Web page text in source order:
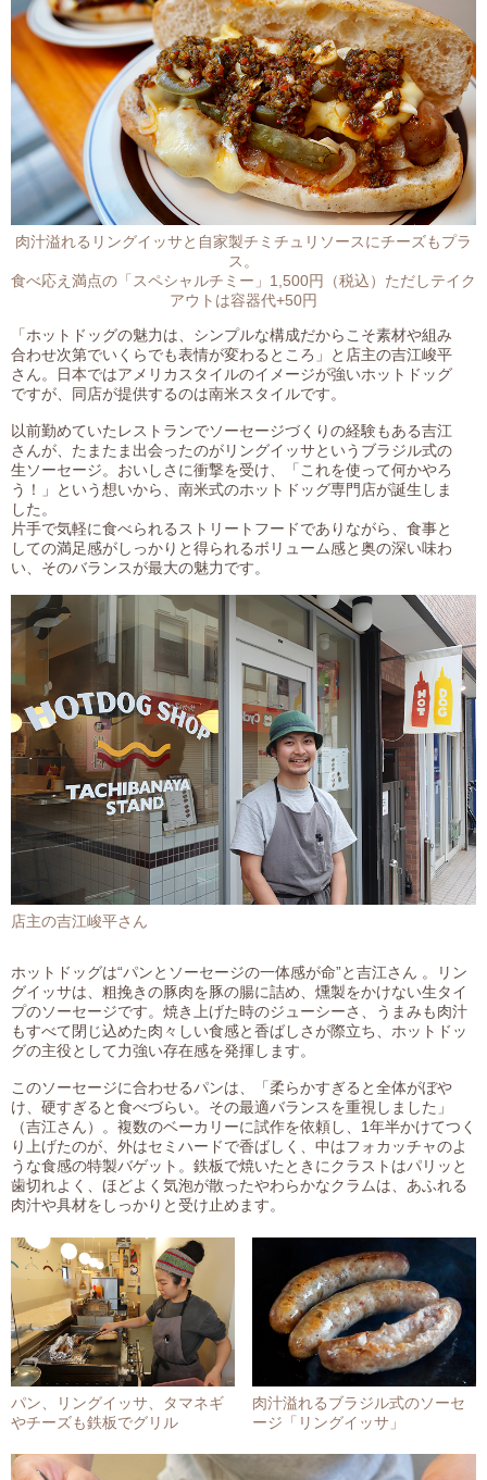
肉汁溢れるリングイッサと自家製チミチュリソースにチーズもプラ
ス。
食べ応え満点の「スペシャルチミー」1,500円（税込）ただしテイク
アウトは容器代+50円
店主の吉江峻平さん
「ホットドッグの魅力は、シンプルな構成だからこそ素材や組み
合わせ次第でいくらでも表情が変わるところ」と店主の吉江峻平
さん。日本ではアメリカスタイルのイメージが強いホットドッグ
ですが、同店が提供するのは南米スタイルです。
以前勤めていたレストランでソーセージづくりの経験もある吉江
さんが、たまたま出会ったのがリングイッサというブラジル式の
生ソーセージ。おいしさに衝撃を受け、「これを使って何かやろ
う！」という想いから、南米式のホットドッグ専門店が誕生しま
した。
片手で気軽に食べられるストリートフードでありながら、食事と
しての満足感がしっかりと得られるボリューム感と奥の深い味わ
い、そのバランスが最大の魅力です。
ホットドッグは“パンとソーセージの一体感が命”と吉江さん 。リン
グイッサは、粗挽きの豚肉を豚の腸に詰め、燻製をかけない生タイ
プのソーセージです。焼き上げた時のジューシーさ、うまみも肉汁
もすべて閉じ込めた肉々しい食感と香ばしさが際立ち、ホットドッ
グの主役として力強い存在感を発揮します。
このソーセージに合わせるパンは、「柔らかすぎると全体がぼや
け、硬すぎると食べづらい。その最適バランスを重視しました」
（吉江さん）。複数のベーカリーに試作を依頼し、1年半かけてつく
り上げたのが、外はセミハードで香ばしく、中はフォカッチャのよ
うな食感の特製バゲット。鉄板で焼いたときにクラストはパリッと
歯切れよく、ほどよく気泡が散ったやわらかなクラムは、あふれる
肉汁や具材をしっかりと受け止めます。
パン、リングイッサ、タマネギ
やチーズも鉄板でグリル
肉汁溢れるブラジル式のソーセ
ージ「リングイッサ」